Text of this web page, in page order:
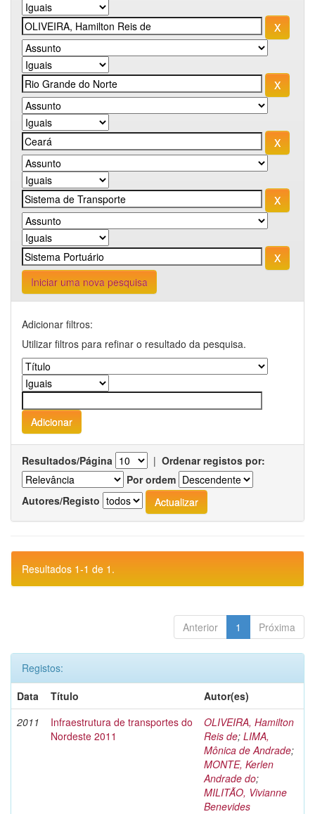
Iniciar uma nova pesquisa
Adicionar filtros:
Utilizar filtros para refinar o resultado da pesquisa.
Resultados/Página | Ordenar registos por:
Por ordem
Autores/Registo
Resultados 1-1 de 1.
Anterior 1 Próxima
Registos:
Data
Título
Autor(es)
2011
Infraestrutura de transportes do
Nordeste 2011
OLIVEIRA, Hamilton
Reis de; LIMA,
Mônica de Andrade;
MONTE, Kerlen
Andrade do;
MILITÃO, Vivianne
Benevides